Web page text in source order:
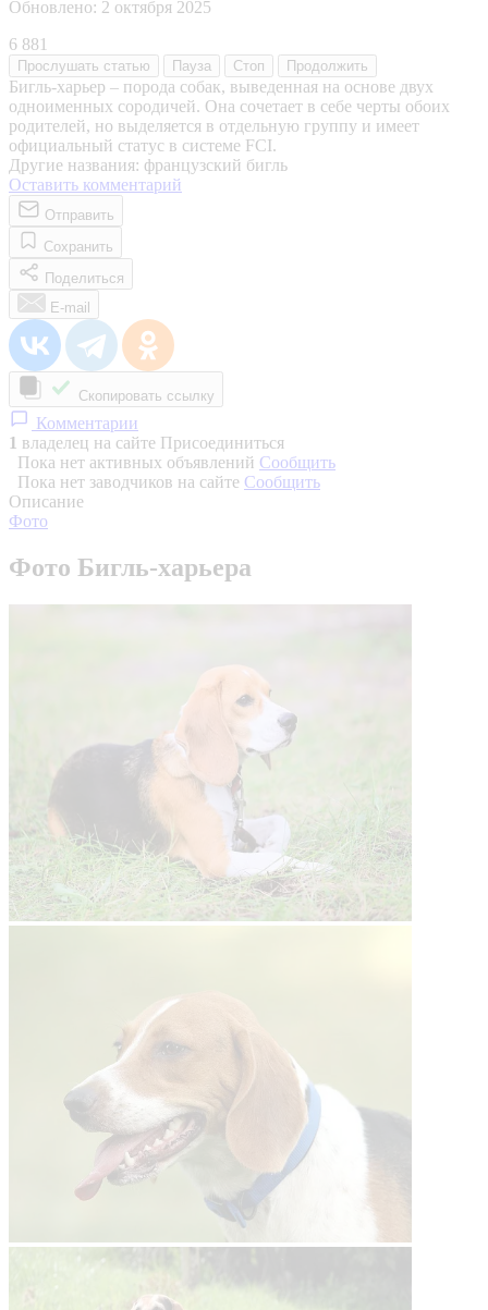
Обновлено: 2 октября 2025
6 881
Прослушать статью Пауза Стоп Продолжить
Бигль-харьер – порода собак, выведенная на основе двух
одноименных сородичей. Она сочетает в себе черты обоих
родителей, но выделяется в отдельную группу и имеет
официальный статус в системе FCI.
Другие названия: французский бигль
Оставить комментарий
Отправить
Сохранить
Поделиться
E-mail
Скопировать ссылку
Комментарии
1 владелец на сайте Присоединиться
Пока нет активных объявлений Сообщить
Пока нет заводчиков на сайте Сообщить
Описание
Фото
Фото Бигль-харьера